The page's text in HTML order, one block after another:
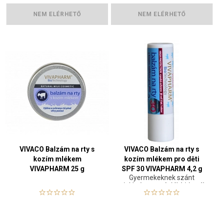
NEM ELÉRHETŐ NEM ELÉRHETŐ
VIVACO Balzám na rty s
kozím mlékem
VIVAPHARM 25 g
VIVACO Balzám na rty s
kozím mlékem pro děti
SPF 30 VIVAPHARM 4,2 g
Gyermekeknek szánt
ajakbalzsam táplál, hidratál
és véd